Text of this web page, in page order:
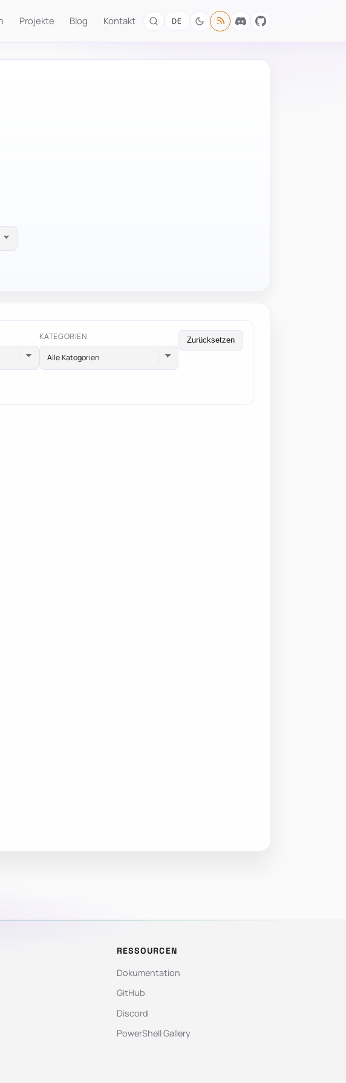
Projekte Blog Kontakt DE
KATEGORIEN
Alle Kategorien
Zurücksetzen
RESSOURCEN
Dokumentation
GitHub
Discord
PowerShell Gallery